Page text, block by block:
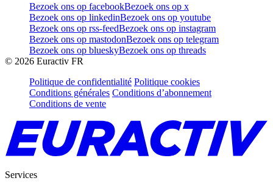
Bezoek ons op facebookBezoek ons op x
Bezoek ons op linkedinBezoek ons op youtube
Bezoek ons op rss-feedBezoek ons op instagram
Bezoek ons op mastodonBezoek ons op telegram
Bezoek ons op blueskyBezoek ons op threads
© 2026 Euractiv FR
Politique de confidentialité Politique cookies
Conditions générales Conditions d’abonnement
Conditions de vente
Services